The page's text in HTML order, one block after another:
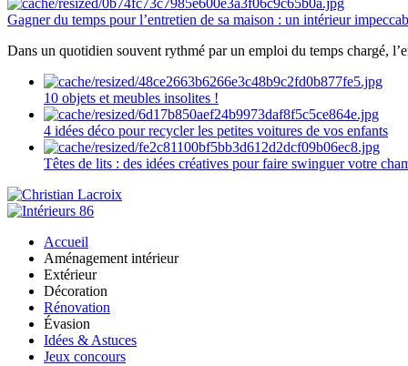
Gagner du temps pour l’entretien de sa maison : un intérieur
Dans un quotidien souvent rythmé par un emploi du temps chargé,
10 objets et meubles insolites !
4 idées déco pour recycler les petites voitures de vos enfants
Têtes de lits : des idées créatives pour faire swinguer votre
Accueil
Aménagement intérieur
Extérieur
Décoration
Rénovation
Évasion
Idées & Astuces
Jeux concours